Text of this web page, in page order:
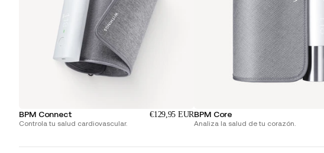
BPM Connect €129,95 EUR
Controla tu salud cardiovascular.
BPM Core
Analiza la salud de tu corazón.